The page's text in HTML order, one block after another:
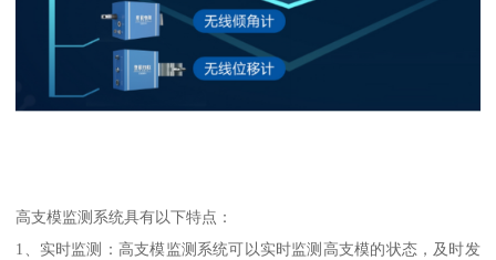
高支模监测系统具有以下特点：
1、实时监测：高支模监测系统可以实时监测高支模的状态，及时发